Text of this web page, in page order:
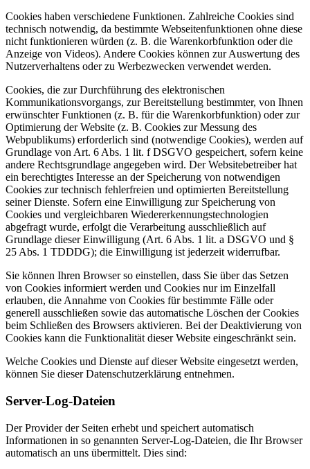
Cookies haben verschiedene Funktionen. Zahlreiche Cookies sind
technisch notwendig, da bestimmte Webseitenfunktionen ohne diese
nicht funktionieren würden (z. B. die Warenkorbfunktion oder die
Anzeige von Videos). Andere Cookies können zur Auswertung des
Nutzerverhaltens oder zu Werbezwecken verwendet werden.
Cookies, die zur Durchführung des elektronischen
Kommunikationsvorgangs, zur Bereitstellung bestimmter, von Ihnen
erwünschter Funktionen (z. B. für die Warenkorbfunktion) oder zur
Optimierung der Website (z. B. Cookies zur Messung des
Webpublikums) erforderlich sind (notwendige Cookies), werden auf
Grundlage von Art. 6 Abs. 1 lit. f DSGVO gespeichert, sofern keine
andere Rechtsgrundlage angegeben wird. Der Websitebetreiber hat
ein berechtigtes Interesse an der Speicherung von notwendigen
Cookies zur technisch fehlerfreien und optimierten Bereitstellung
seiner Dienste. Sofern eine Einwilligung zur Speicherung von
Cookies und vergleichbaren Wiedererkennungstechnologien
abgefragt wurde, erfolgt die Verarbeitung ausschließlich auf
Grundlage dieser Einwilligung (Art. 6 Abs. 1 lit. a DSGVO und §
25 Abs. 1 TDDDG); die Einwilligung ist jederzeit widerrufbar.
Sie können Ihren Browser so einstellen, dass Sie über das Setzen
von Cookies informiert werden und Cookies nur im Einzelfall
erlauben, die Annahme von Cookies für bestimmte Fälle oder
generell ausschließen sowie das automatische Löschen der Cookies
beim Schließen des Browsers aktivieren. Bei der Deaktivierung von
Cookies kann die Funktionalität dieser Website eingeschränkt sein.
Welche Cookies und Dienste auf dieser Website eingesetzt werden,
können Sie dieser Datenschutzerklärung entnehmen.
Server-Log-Dateien
Der Provider der Seiten erhebt und speichert automatisch
Informationen in so genannten Server-Log-Dateien, die Ihr Browser
automatisch an uns übermittelt. Dies sind: